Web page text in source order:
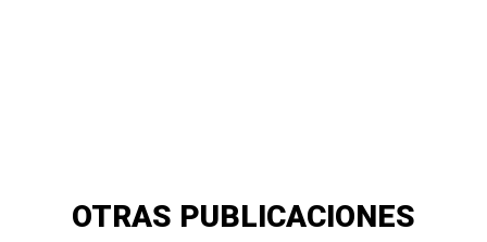
OTRAS PUBLICACIONES